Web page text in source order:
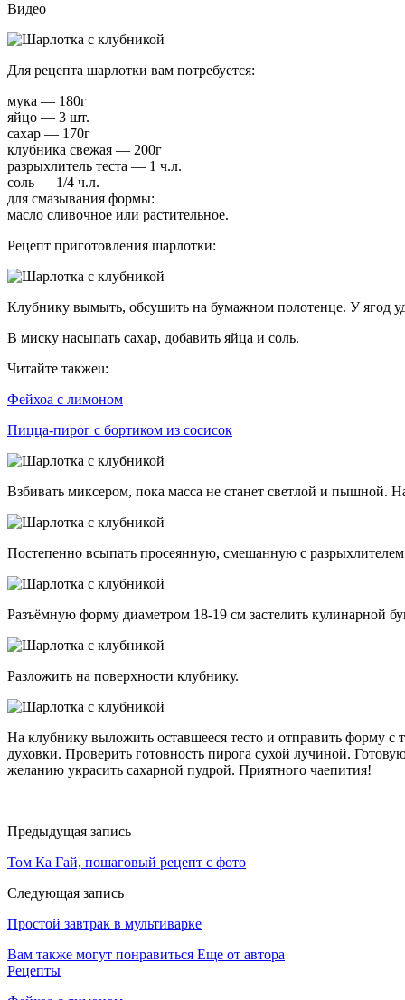
Видео
Для рецепта шарлотки вам потребуется:
мука — 180г
яйцо — 3 шт.
сахар — 170г
клубника свежая — 200г
разрыхлитель теста — 1 ч.л.
соль — 1/4 ч.л.
для смазывания формы:
масло сливочное или растительное.
Рецепт приготовления шарлотки:
Клубнику вымыть, обсушить на бумажном полотенце. У ягод
В миску насыпать сахар, добавить яйца и соль.
Читайте такжеu:
Фейхоа с лимоном
Пицца-пирог с бортиком из сосисок
Взбивать миксером, пока масса не станет светлой и пышной.
Постепенно всыпать просеянную, смешанную с
Разъёмную форму диаметром 18-19 см застелить кулинарной
Разложить на поверхности клубнику.
На клубнику выложить оставшееся тесто и отправить форму с
духовки. Проверить готовность пирога сухой лучиной.
желанию украсить сахарной пудрой. Приятного чаепития!
Предыдущая запись
Том Ка Гай, пошаговый рецепт с фото
Следующая запись
Простой завтрак в мультиварке
Вам также могут понравиться Еще от автора
Рецепты